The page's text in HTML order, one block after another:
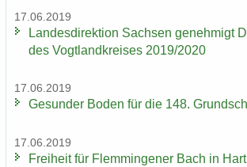
17.06.2019
Lan­des­di­rek­ti­on Sach­sen ge­neh­migt
des Vogt­land­krei­ses 2019/2020
17.06.2019
Ge­sun­der Boden für die 148.
17.06.2019
Frei­heit für Flem­min­ge­ner Bach in